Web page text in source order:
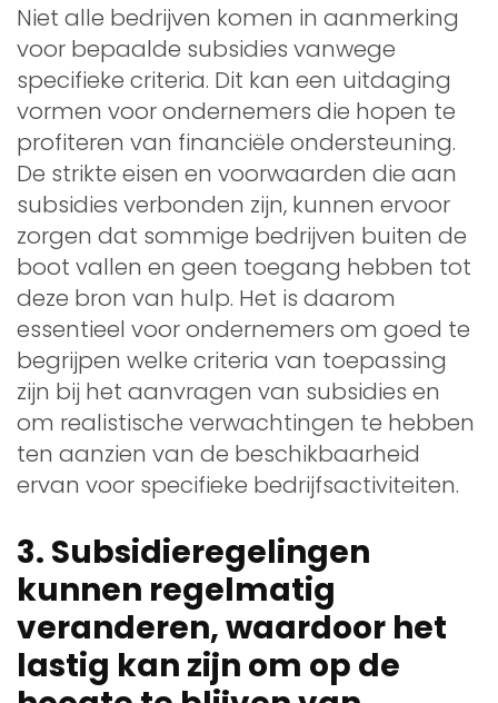
Niet alle bedrijven komen in aanmerking
voor bepaalde subsidies vanwege
specifieke criteria. Dit kan een uitdaging
vormen voor ondernemers die hopen te
profiteren van financiële ondersteuning.
De strikte eisen en voorwaarden die aan
subsidies verbonden zijn, kunnen ervoor
zorgen dat sommige bedrijven buiten de
boot vallen en geen toegang hebben tot
deze bron van hulp. Het is daarom
essentieel voor ondernemers om goed te
begrijpen welke criteria van toepassing
zijn bij het aanvragen van subsidies en
om realistische verwachtingen te hebben
ten aanzien van de beschikbaarheid
ervan voor specifieke bedrijfsactiviteiten.
3. Subsidieregelingen
kunnen regelmatig
veranderen, waardoor het
lastig kan zijn om op de